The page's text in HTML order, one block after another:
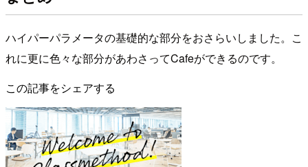
ハイパーパラメータの基礎的な部分をおさらいしました。こ
れに更に色々な部分があわさってCafeができるのです。
この記事をシェアする